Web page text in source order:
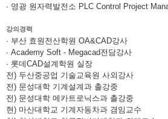
· 영광 원자력발전소 PLC Control Project
강의경력
· 부산 효원전산학원 OA&CAD강사
· Academy Soft - Megacad전담강사
· 롯데CAD설계학원 실장
전) 두산중공업 기술교육원 사외강사
전) 문성대학 기계설계과 출강중
전) 문성대학 메카트로닉스과 출강중
현) 마산대학교 기계자동차과 겸임교수